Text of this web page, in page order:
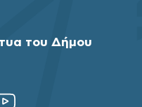
του Δήμου